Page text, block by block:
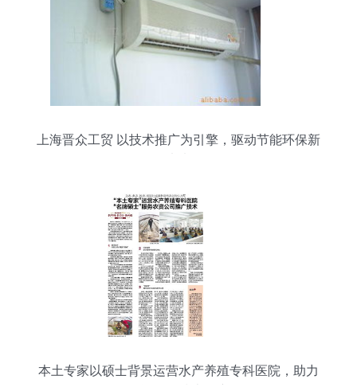
上海晋众工贸 以技术推广为引擎，驱动节能环保新
本土专家以硕士背景运营水产养殖专科医院，助力